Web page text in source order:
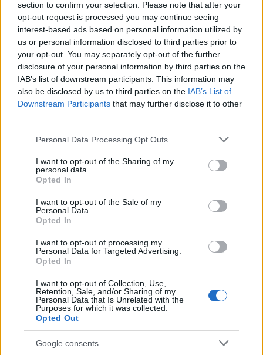
section to confirm your selection. Please note that after your
opt-out request is processed you may continue seeing
interest-based ads based on personal information utilized by
us or personal information disclosed to third parties prior to
your opt-out. You may separately opt-out of the further
disclosure of your personal information by third parties on the
IAB’s list of downstream participants. This information may
also be disclosed by us to third parties on the IAB’s List of
Downstream Participants that may further disclose it to other
Please note that this website/app uses one or more Google
not limited to your visit or usage behaviour. You may click to
grant or deny consent to Google and its third-party tags to
use your data for below specified purposes in below Google
consent section.
Personal Data Processing Opt Outs
I want to opt-out of the Sharing of my
personal data.
Opted In
I want to opt-out of the Sale of my
Personal Data.
Opted In
I want to opt-out of processing my
Personal Data for Targeted Advertising.
Opted In
I want to opt-out of Collection, Use,
Retention, Sale, and/or Sharing of my
Personal Data that Is Unrelated with the
Purposes for which it was collected.
Opted Out
Google consents
Διατροφή με φρούτα και νερό
«Τα υψηλά επίπεδα αλατιού, που περιέχονται στα
πατατάκια, τα αλλαντικά, τις κονσέρβες, τα
τουρσιά και σε και πλήθος άλλων υπερ-
επεξεργασμένων τροφίμων αφυδατώνει τον
οργανισμό και το δέρμα. Η καθημερινή ή σε
υπερβολική ποσότητα κατανάλωσή τους μπορεί
να προκαλέσει λεπτές γραμμές, ρυτίδες, και
προσώπου να φαίνεται γερασμένη.
ζάχαρηείναι, επίσης, καταστρεπτική, αφού
επιδεινώνει παθήσεις όπως η ακμή, η
που προκαλεί διασπά το κολλαγόνο και την
ελαστίνη και η εμφάνιση ρυτίδων και κηλίδων
ξεκινά πολύ γρηγορότερα από το φυσιολογικό.
«Η κατανάλωση υπερ-επεξεργασμένων
τροφίμων μια στο τόσο επιτρέπεται, αλλά δεν
πρέπει να γίνεται καθημερινή συνήθεια.